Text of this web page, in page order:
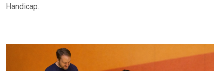
Handicap.